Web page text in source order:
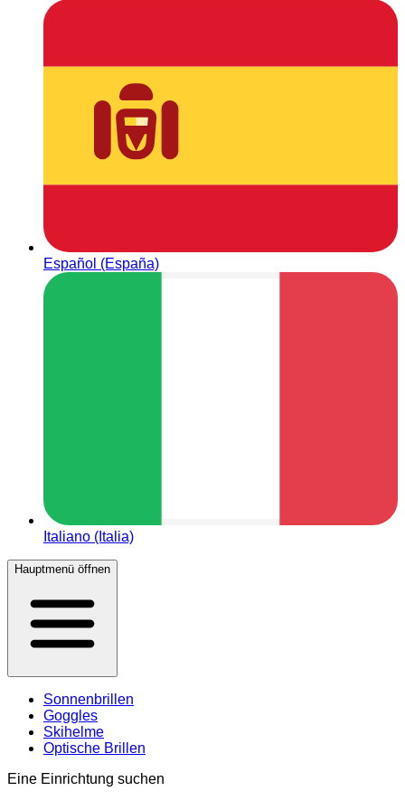
Español (España)
Italiano (Italia)
Hauptmenü öffnen
Sonnenbrillen
Goggles
Skihelme
Optische Brillen
Eine Einrichtung suchen